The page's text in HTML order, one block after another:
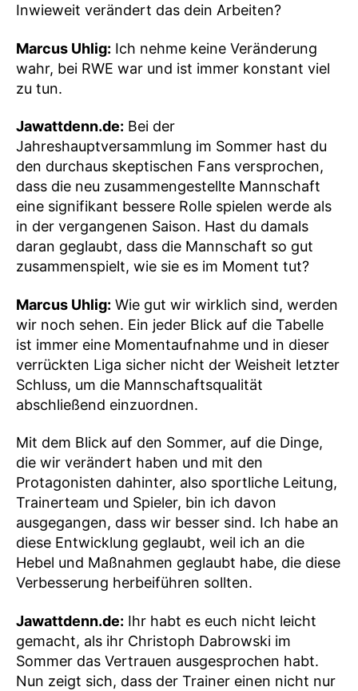
Inwieweit verändert das dein Arbeiten?
Marcus Uhlig: Ich nehme keine Veränderung
wahr, bei RWE war und ist immer konstant viel
zu tun.
Jawattdenn.de: Bei der
Jahreshauptversammlung im Sommer hast du
den durchaus skeptischen Fans versprochen,
dass die neu zusammengestellte Mannschaft
eine signifikant bessere Rolle spielen werde als
in der vergangenen Saison. Hast du damals
daran geglaubt, dass die Mannschaft so gut
zusammenspielt, wie sie es im Moment tut?
Marcus Uhlig: Wie gut wir wirklich sind, werden
wir noch sehen. Ein jeder Blick auf die Tabelle
ist immer eine Momentaufnahme und in dieser
verrückten Liga sicher nicht der Weisheit letzter
Schluss, um die Mannschaftsqualität
abschließend einzuordnen.
Mit dem Blick auf den Sommer, auf die Dinge,
die wir verändert haben und mit den
Protagonisten dahinter, also sportliche Leitung,
Trainerteam und Spieler, bin ich davon
ausgegangen, dass wir besser sind. Ich habe an
diese Entwicklung geglaubt, weil ich an die
Hebel und Maßnahmen geglaubt habe, die diese
Verbesserung herbeiführen sollten.
Jawattdenn.de: Ihr habt es euch nicht leicht
gemacht, als ihr Christoph Dabrowski im
Sommer das Vertrauen ausgesprochen habt.
Nun zeigt sich, dass der Trainer einen nicht nur